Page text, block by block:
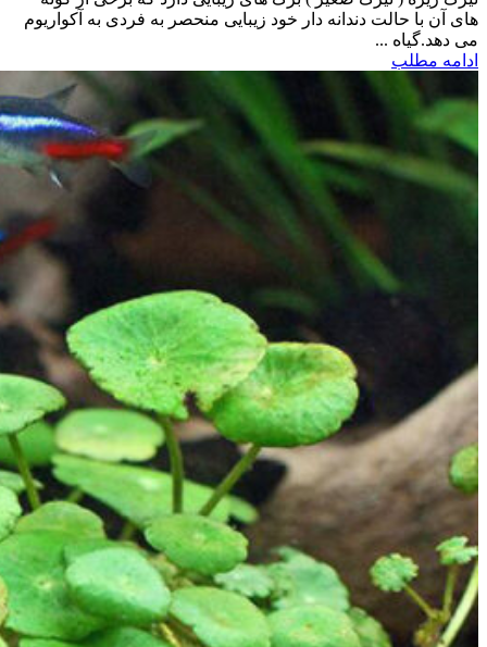
های آن با حالت دندانه دار خود زیبایی منحصر به فردی به آکواریوم
می دهد.گیاه ...
ادامه مطلب